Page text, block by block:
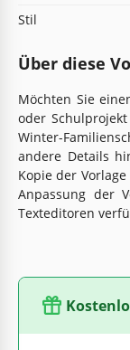
Stil
Über diese
Möchten Sie
oder
Winter-
andere Details
Kopie der
Anpassung der
Texteditoren